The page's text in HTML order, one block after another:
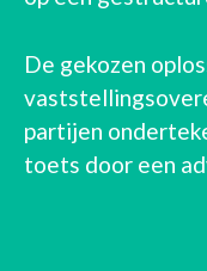
De gekozen
partijen
toets door een